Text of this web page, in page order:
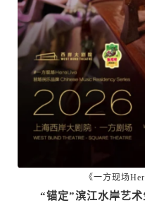
《一方现场
“锚定”滨江水岸艺术